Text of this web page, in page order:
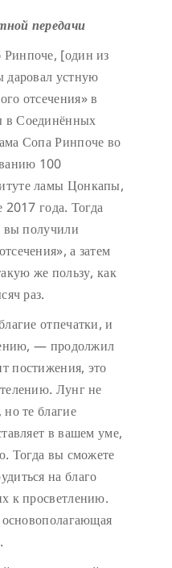
передачи
[один из
устную
отсечения» в
Соединённых
Сопа Ринпоче во
100
ламы Цонкапы,
года. Тогда
вы получили
а затем
же пользу, как
раз.
отпечатки, и
— продолжил
постижения, это
Лунг не
те благие
в вашем уме,
Тогда вы сможете
на благо
к просветлению.